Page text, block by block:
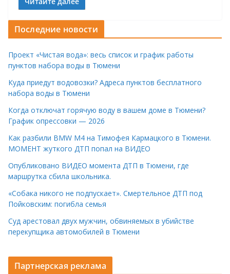
Последние новости
Проект «Чистая вода»: весь список и график работы
пунктов набора воды в Тюмени
Куда приедут водовозки? Адреса пунктов бесплатного
набора воды в Тюмени
Когда отключат горячую воду в вашем доме в Тюмени?
График опрессовки — 2026
Как разбили BMW M4 на Тимофея Кармацкого в Тюмени.
МОМЕНТ жуткого ДТП попал на ВИДЕО
Опубликовано ВИДЕО момента ДТП в Тюмени, где
маршрутка сбила школьника.
«Собака никого не подпускает». Смертельное ДТП под
Пойковским: погибла семья
Суд арестовал двух мужчин, обвиняемых в убийстве
перекупщика автомобилей в Тюмени
Партнерская реклама